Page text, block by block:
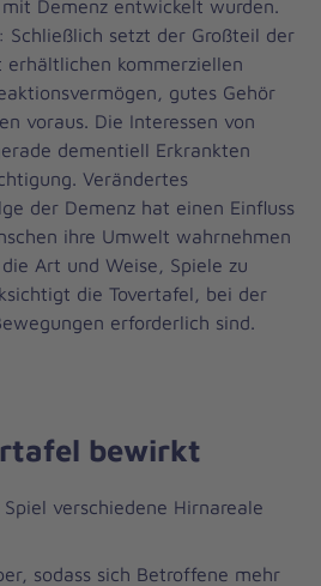
Demenz entwickelt wurden.
Schließlich setzt der Großteil der
kommerziellen
gutes Gehör
voraus. Die Interessen von
dementiell Erkrankten
Verändertes
der Demenz hat einen Einfluss
ihre Umwelt wahrnehmen
Art und Weise, Spiele zu
die Tovertafel, bei der
erforderlich sind.
bewirkt
verschiedene Hirnareale
sodass sich Betroffene mehr